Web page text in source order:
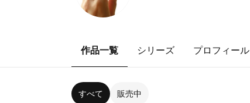
作品一覧 シリーズ プロフィール
すべて 販売中